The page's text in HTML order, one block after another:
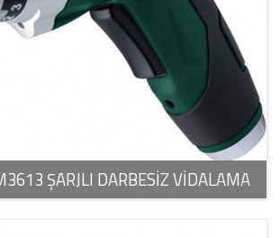
ŞARJLI DARBESİZ VİDALAMA